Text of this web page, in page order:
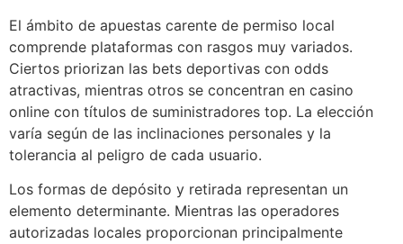
El ámbito de apuestas carente de permiso local
comprende plataformas con rasgos muy variados.
Ciertos priorizan las bets deportivas con odds
atractivas, mientras otros se concentran en casino
online con títulos de suministradores top. La elección
varía según de las inclinaciones personales y la
tolerancia al peligro de cada usuario.
Los formas de depósito y retirada representan un
elemento determinante. Mientras las operadores
autorizadas locales proporcionan principalmente